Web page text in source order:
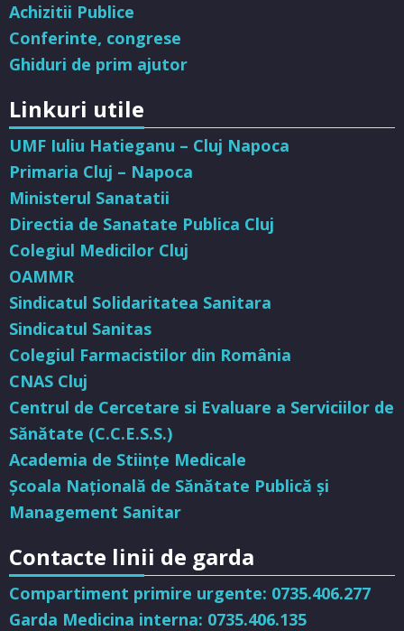
Achizitii Publice
Conferinte, congrese
Ghiduri de prim ajutor
Linkuri utile
UMF Iuliu Hatieganu – Cluj Napoca
Primaria Cluj – Napoca
Ministerul Sanatatii
Directia de Sanatate Publica Cluj
Colegiul Medicilor Cluj
OAMMR
Sindicatul Solidaritatea Sanitara
Sindicatul Sanitas
Colegiul Farmacistilor din România
CNAS Cluj
Centrul de Cercetare si Evaluare a Serviciilor de
Sănătate (C.C.E.S.S.)
Academia de Stiinţe Medicale
Şcoala Naţională de Sănătate Publică şi
Management Sanitar
Contacte linii de garda
Compartiment primire urgente: 0735.406.277
Garda Medicina interna: 0735.406.135